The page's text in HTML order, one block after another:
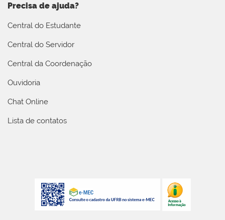
Precisa de ajuda?
Central do Estudante
Central do Servidor
Central da Coordenação
Ouvidoria
Chat Online
Lista de contatos